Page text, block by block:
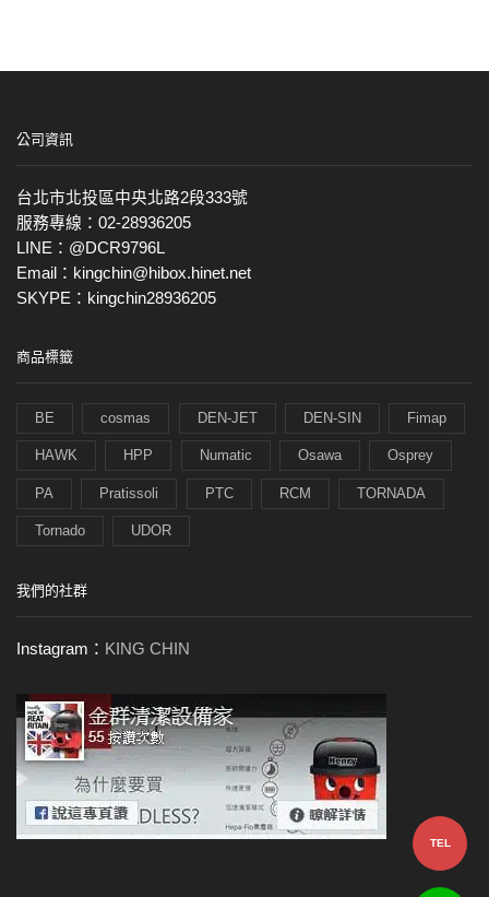
公司資訊
台北市北投區中央北路2段333號
服務專線：02-28936205
LINE：@DCR9796L
Email：kingchin@hibox.hinet.net
SKYPE：kingchin28936205
商品標籤
BE cosmas DEN-JET DEN-SIN Fimap
HAWK HPP Numatic Osawa Osprey
PA Pratissoli PTC RCM TORNADA
Tornado UDOR
我們的社群
Instagram： KING CHIN
TEL